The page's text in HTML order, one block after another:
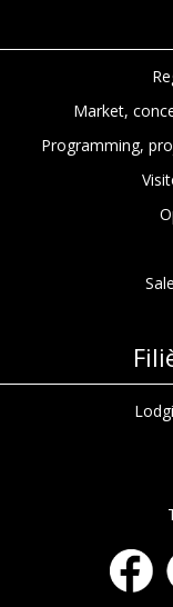
Market,
Programming,